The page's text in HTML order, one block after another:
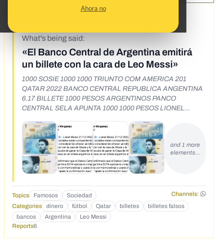
Ahora no
What's being said:
«El Banco Central de Argentina emitirá
un billete con la cara de Leo Messi»
1000 SOSIE 1000 1000 TRIUNTO COM AMERICA 201
QATAR 2022 BANCO CENTRAL REPUBLICA ANGENTINA
6.17 BILLETE 1000 PESOS ARGENTINOS PANCO
CENTRAL SELA APUNTA 1000 1000 PESOS LIONEL
SELECOON ARGENT 1000
and 1 more
elements…
Topics Famosos Sociedad
Channels:
Categories
dinero fútbol Qatar billetes
billetes falsos
bancos
Argentina
Leo Messi
Reports6